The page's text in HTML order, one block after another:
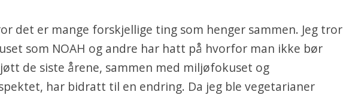
det er mange forskjellige ting som henger sammen. Jeg tror
som NOAH og andre har hatt på hvorfor man ikke bør
de siste årene, sammen med miljøfokuset og
har bidratt til en endring. Da jeg ble vegetarianer